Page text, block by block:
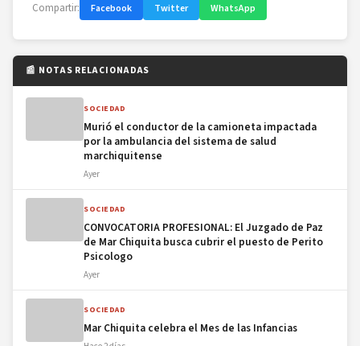
Compartir: Facebook Twitter WhatsApp
📰 NOTAS RELACIONADAS
SOCIEDAD
Murió el conductor de la camioneta impactada
por la ambulancia del sistema de salud
marchiquitense
Ayer
SOCIEDAD
CONVOCATORIA PROFESIONAL: El Juzgado de Paz
de Mar Chiquita busca cubrir el puesto de Perito
Psicologo
Ayer
SOCIEDAD
Mar Chiquita celebra el Mes de las Infancias